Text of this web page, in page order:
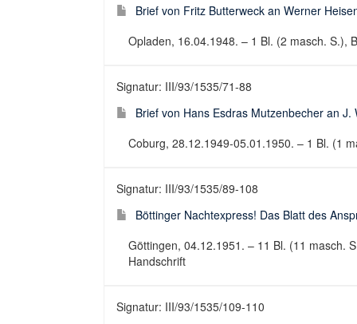
Brief von Fritz Butterweck an Werner
Opladen, 16.04.1948. – 1 Bl. (2 masch. S.),
Signatur: III/93/1535/71-88
Brief von Hans Esdras Mutzenbecher an
Coburg, 28.12.1949-05.01.1950. – 1 Bl. (1
Signatur: III/93/1535/89-108
Böttinger Nachtexpress! Das Blatt des
Göttingen, 04.12.1951. – 11 Bl. (11 masch.
Handschrift
Signatur: III/93/1535/109-110